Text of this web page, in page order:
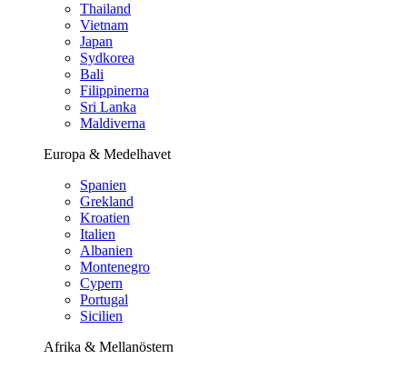
Thailand
Vietnam
Japan
Sydkorea
Bali
Filippinerna
Sri Lanka
Maldiverna
Europa & Medelhavet
Spanien
Grekland
Kroatien
Italien
Albanien
Montenegro
Cypern
Portugal
Sicilien
Afrika & Mellanöstern